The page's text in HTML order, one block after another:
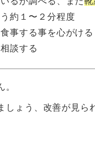
約１〜２分程度
事する事を心がける
談する
しょう、改善が見ら